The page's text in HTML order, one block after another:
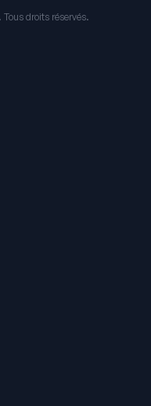
droits réservés.